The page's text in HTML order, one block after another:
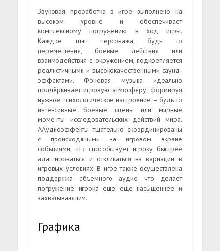
Звуковая проработка в игре выполнено на
высоком уровне и обеспечивает
комплексному погружению в ход игры.
Каждое шаг персонажа, будь то
перемещения, боевые действия или
взаимодействия с окружением, подкрепляется
реалистичными и высококачественными саунд-
эффектами. Фоновая музыка идеально
подчёркивает игровую атмосферу, формируя
нужное психологическое настроение – будь то
интенсивные боевые сцены или мирные
моменты исследовательских действий мира.
ААудиоэффекты тщательно скоординированы
с происходящими на игровом экране
событиями, что способствует игроку быстрее
адаптироваться и откликаться на вариации в
игровых условиях. В игре также осуществлена
поддержка объемного аудио, что делает
погружение игрока ещё еще насыщеннее и
захватывающим.
Графика